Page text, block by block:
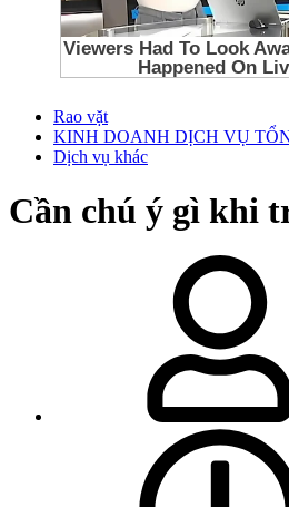
Rao vặt
KINH DOANH DỊCH VỤ
Dịch vụ khác
Cần chú ý gì khi